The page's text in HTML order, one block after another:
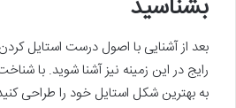
بعد از آشنایی با اصول درست استایل
رایج در این زمینه نیز آشنا شوید. با
به بهترین شکل استایل خود را طراحی